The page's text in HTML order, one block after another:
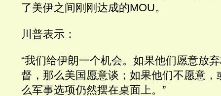
了美伊之间刚刚达成的MOU。
川普表示：
“我们给伊朗一个机会。如果他们愿意放
督，那么美国愿意谈；如果他们不愿意，
么军事选项仍然摆在桌面上。”